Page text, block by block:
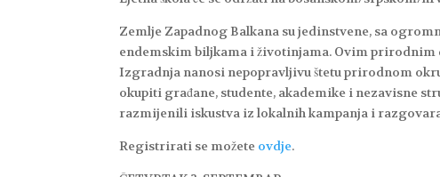
Zemlje Zapadnog Balkana su jedinstvene, sa
endemskim biljkama i životinjama. Ovim
Izgradnja nanosi nepopravljivu štetu prirodnom
okupiti građane, studente, akademike i nezavisne
razmijenili iskustva iz lokalnih kampanja i
Registrirati se možete ovdje.